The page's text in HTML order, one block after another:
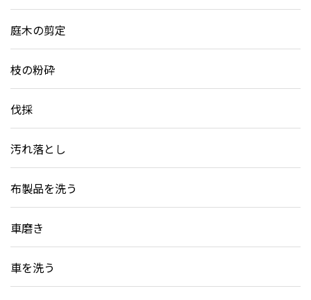
庭木の剪定
枝の粉砕
伐採
汚れ落とし
布製品を洗う
車磨き
車を洗う